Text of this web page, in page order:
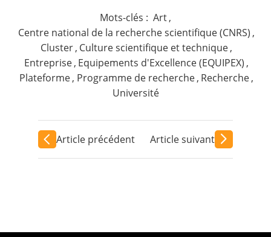
Mots-clés : Art ,
Centre national de la recherche scientifique (CNRS) ,
Cluster, Culture scientifique et technique,
Entreprise, Equipements d'Excellence (EQUIPEX) ,
Plateforme, Programme de recherche , Recherche,
Université
Article précédent Article suivant